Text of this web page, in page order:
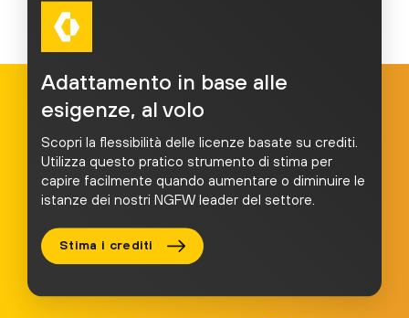
Adattamento in base alle
esigenze, al volo
Scopri la flessibilità delle licenze basate su crediti.
Utilizza questo pratico strumento di stima per
capire facilmente quando aumentare o diminuire le
istanze dei nostri NGFW leader del settore.
Stima i crediti